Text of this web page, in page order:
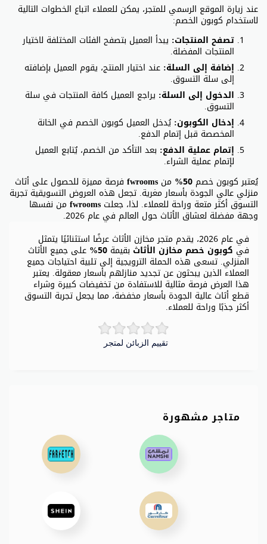
عند زيارة الموقع الرسمي للمتجر، يمكن للعملاء اتباع الخطوات التالية
لاستخدام كوبون الخصم:
تصفح المنتجات: يبدأ العميل بتصفح الفئات المختلفة لاختيار
المنتجات المفضلة.
إضافة إلى السلة: عند اختيار المنتج، يقوم العميل بإضافته
إلى سلة التسوق.
الدخول إلى السلة: يراجع العميل كافة المنتجات في سلة
التسوق.
إدخال الكوبون: يُدخل العميل كوبون الخصم في الخانة
المخصصة قبل إتمام الدفع.
إتمام عملية الدفع: بعد التأكد من الخصم، يُتابع العميل
لإتمام عملية الشراء.
يُعتبر كوبون خصم50% من fwrooms فرصة مميزة للحصول على أثاث
منزلي عالي الجودة بأسعار مغرية. تجعل هذه العروض التسويقية تجربة
التسوق أكثر متعة وراحة للعملاء. لذا، جعلت fwroomsمن نفسها
وجهة مفضلة لعشاق الأثاث حول العالم في عام 2026.
تقييم الزبائن لمتجر
في عام 2026، يقدم متجر مخازن الأثاث عرضًا استثنائيًا يتمثل
في كوبون خصم مخازن الأثاث بقيمة 50% على جميع الأثاث
المنزلي. تسعى هذه الحملة الترويجية إلى تلبية احتياجات جميع
العملاء الذين يبحثون عن تجديد منازلهم بأسعار معقولة. يعتبر
هذا العرض فرصة مثالية للاستفادة من تخفيضات كبيرة وشراء
قطع أثاث عالية الجودة بأسعار مخفضة، مما يجعل تجربة التسوق
أكثر جذبًا وراحة للعملاء.
متاجر مشهورة